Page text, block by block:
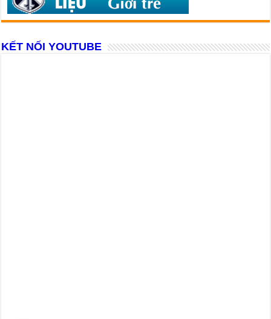
KẾT NỐI YOUTUBE